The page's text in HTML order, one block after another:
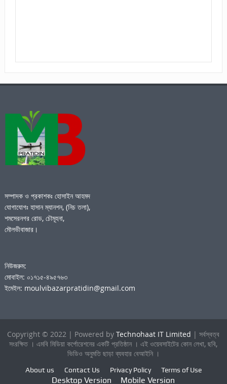
সম্পাদক ও প্রকাশকঃ হোসাইন আহমদ
যোগাযোগঃ হাসান ম্যানশন, (নিচ তলা),
শমসেরনগর রোড, চৌমূহনা,
মৌলভীবাজার।
নিউজরুম:
মোবাইল: ০১৭১৫-৪৯৫৭৬৩
ইমেইল: moulvibazarpratidin@gmail.com
Copyright © 2022 | Powered byTechnohaat IT Limited | সর্বস্বত্ব
সংরক্ষিত । এমবি মিডিয়া কর্পোরেশনের একটি প্রতিষ্ঠান । এই ওয়েবসাইটের কোন লেখা, ছবি,
ভিডিও অনুমতি ছাড়া ব্যবহার বেআইনি ।
About us Contact Us Privacy Policy Terms of Use
Desktop Version Mobile Version